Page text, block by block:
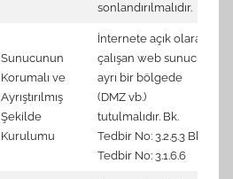
sonlandırılmalıdır.
Sunucunun
Korumalı ve
Ayrıştırılmış
Şekilde
Kurulumu
İnternete açık olarak
çalışan web sunucu
ayrı bir bölgede
(DMZ vb.)
tutulmalıdır. Bk.
Tedbir No: 3.2.5.3 Bk.
Tedbir No: 3.1.6.6